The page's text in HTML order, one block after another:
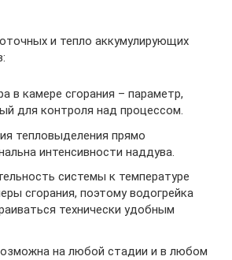
и тепло аккумулирующих
в камере сгорания – параметр,
для контроля над процессом.
тепловыделения прямо
интенсивности наддува.
системы к температуре
сгорания, поэтому водогрейка
технически удобным
на любой стадии и в любом